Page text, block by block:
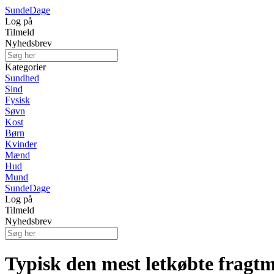
SundeDage
Log på
Tilmeld
Nyhedsbrev
Kategorier
Sundhed
Sind
Fysisk
Søvn
Kost
Børn
Kvinder
Mænd
Hud
Mund
SundeDage
Log på
Tilmeld
Nyhedsbrev
Typisk den mest letkøbte